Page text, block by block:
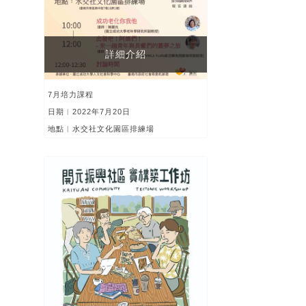
詳細介紹
7月培力課程
日期︱2022年7月20日
地點︱水交社文化園區排練場